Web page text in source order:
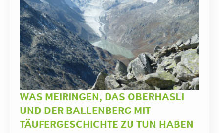
WAS MEIRINGEN, DAS OBERHASLI
UND DER BALLENBERG MIT
TÄUFERGESCHICHTE ZU TUN HABEN